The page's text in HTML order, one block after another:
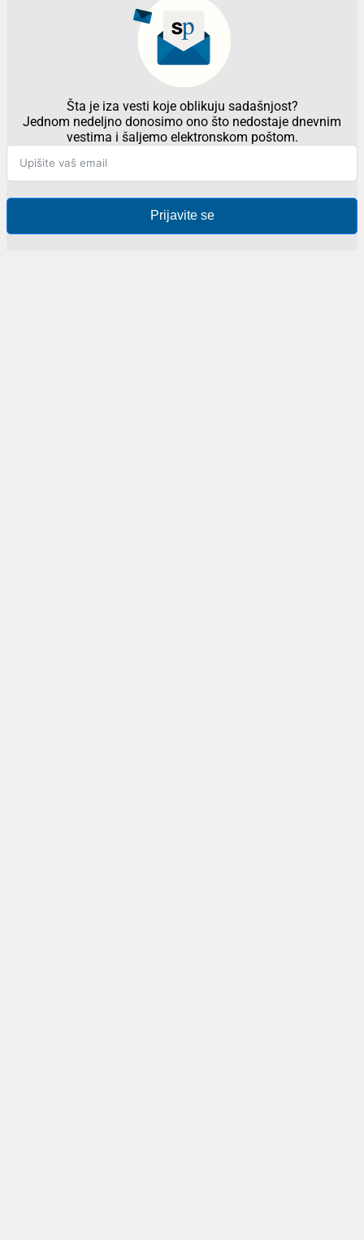
Šta je iza vesti koje oblikuju sadašnjost?
Jednom nedeljno donosimo ono što nedostaje dnevnim
vestima i šaljemo elektronskom poštom.
Prijavite se